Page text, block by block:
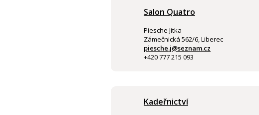
Salon Quatro
Piesche Jitka
Zámečnická 562/6, Liberec
piesche.j@seznam.cz
+420 777 215 093
Kadeřnictví